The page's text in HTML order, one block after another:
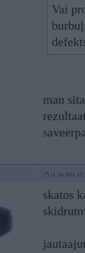
Vai
man
11. Jan 2010,
skatos